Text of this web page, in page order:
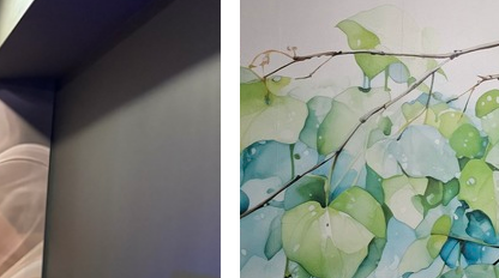
jusqu’à 50 cm de large.
papier peint disponibles.
Les papiers peints avec Vernis